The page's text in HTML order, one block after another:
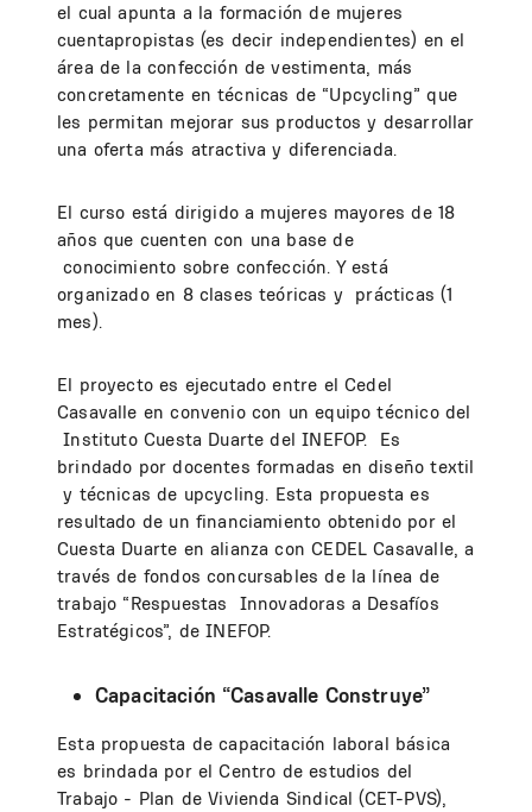
el cual apunta a la formación de mujeres
cuentapropistas (es decir independientes) en el
área de la confección de vestimenta, más
concretamente en técnicas de “Upcycling” que
les permitan mejorar sus productos y desarrollar
una oferta más atractiva y diferenciada.
El curso está dirigido a mujeres mayores de 18
años que cuenten con una base de
conocimiento sobre confección. Y está
organizado en 8 clases teóricas y prácticas (1
mes).
El proyecto es ejecutado entre el Cedel
Casavalle en convenio con un equipo técnico del
Instituto Cuesta Duarte del INEFOP. Es
brindado por docentes formadas en diseño textil
y técnicas de upcycling. Esta propuesta es
resultado de un financiamiento obtenido por el
Cuesta Duarte en alianza con CEDEL Casavalle, a
través de fondos concursables de la línea de
trabajo “Respuestas Innovadoras a Desafíos
Estratégicos”, de INEFOP.
Capacitación “Casavalle Construye”
Esta propuesta de capacitación laboral básica
es brindada por el Centro de estudios del
Trabajo - Plan de Vivienda Sindical (CET-PVS),